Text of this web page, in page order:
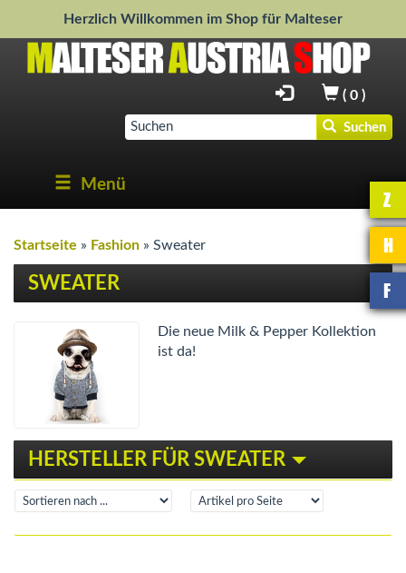
Herzlich Willkommen im Shop für Malteser
Z
H
F
( 0 )
Suchen
Menü
Startseite » Fashion » Sweater
SWEATER
Die neue Milk & Pepper Kollektion
ist da!
HERSTELLER FÜR SWEATER